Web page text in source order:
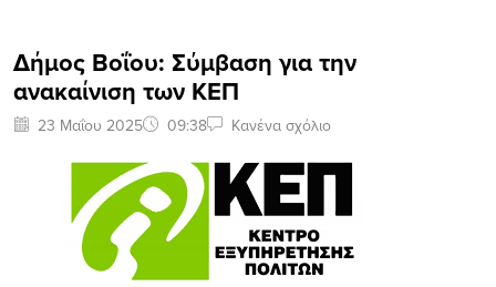
Δήμος Βοΐου: Σύμβαση για την
ανακαίνιση των ΚΕΠ
23 Μαΐου 2025 09:38 Κανένα σχόλιο